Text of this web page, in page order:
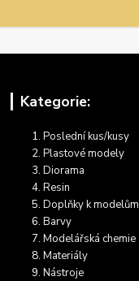
Kategorie:
Poslední kus/kusy
Plastové modely
Diorama
Resin
Doplňky k modelům
Barvy
Modelářská chemie
Materiály
Nástroje